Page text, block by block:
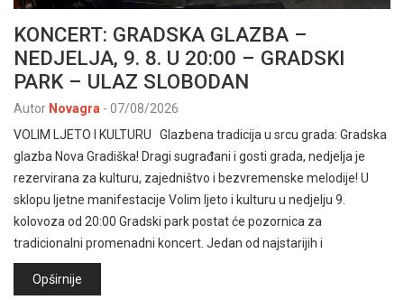
KONCERT: GRADSKA GLAZBA –
NEDJELJA, 9. 8. U 20:00 – GRADSKI
PARK – ULAZ SLOBODAN
Autor Novagra - 07/08/2026
VOLIM LJETO I KULTURU Glazbena tradicija u srcu grada: Gradska
glazba Nova Gradiška! Dragi sugrađani i gosti grada, nedjelja je
rezervirana za kulturu, zajedništvo i bezvremenske melodije! U
sklopu ljetne manifestacije Volim ljeto i kulturu u nedjelju 9.
kolovoza od 20:00 Gradski park postat će pozornica za
tradicionalni promenadni koncert. Jedan od najstarijih i
Opširnije